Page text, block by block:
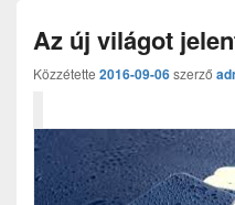
Az új világot
Közzétette 2016-09-06szerző